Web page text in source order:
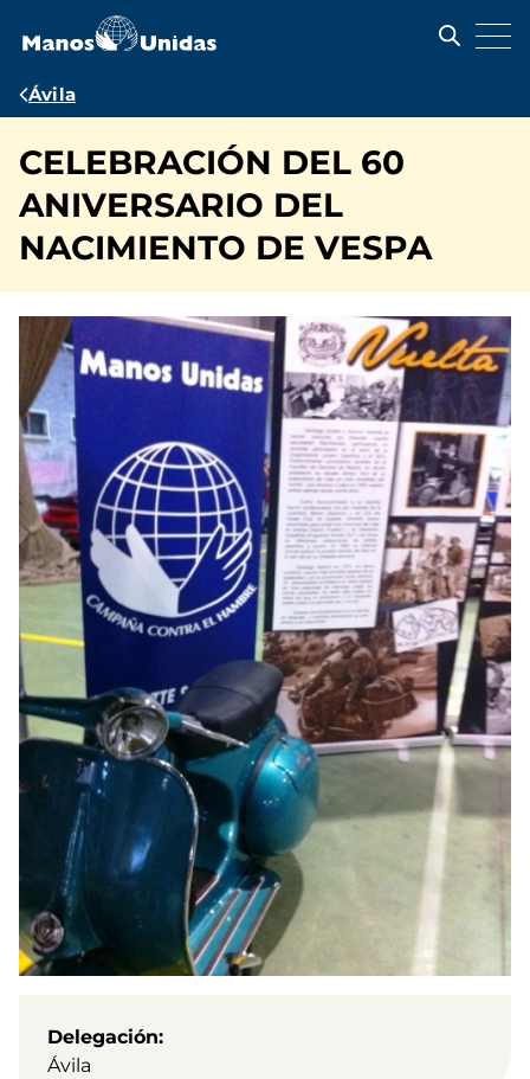
contenido
principal
Ruta
navegación
Ávila
CELEBRACIÓN DEL 60
ANIVERSARIO DEL
NACIMIENTO DE VESPA
Delegación
Ávila